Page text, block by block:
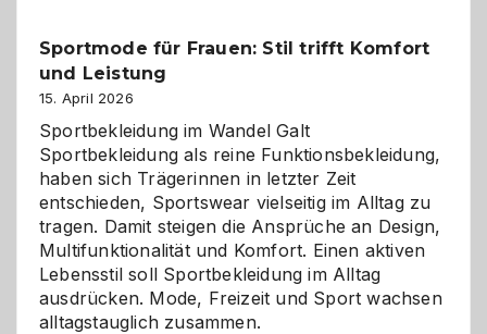
gegen
Chaos
Sportmode für Frauen: Stil trifft Komfort
und Leistung
15. April 2026
Sportbekleidung im Wandel Galt
Sportbekleidung als reine Funktionsbekleidung,
haben sich Trägerinnen in letzter Zeit
entschieden, Sportswear vielseitig im Alltag zu
tragen. Damit steigen die Ansprüche an Design,
Multifunktionalität und Komfort. Einen aktiven
Lebensstil soll Sportbekleidung im Alltag
ausdrücken. Mode, Freizeit und Sport wachsen
alltagstauglich zusammen.